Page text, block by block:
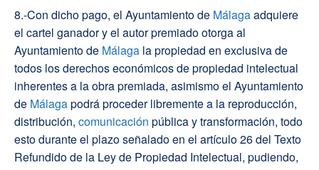
8.-Con dicho pago, el Ayuntamiento de Málagaadquiere
el cartel ganador y el autor premiado otorga al
Ayuntamiento de Málaga la propiedad en exclusiva de
todos los derechos económicos de propiedad intelectual
inherentes a la obra premiada, asimismo el Ayuntamiento
de Málagapodrá proceder libremente a la reproducción,
distribución, comunicación pública y transformación, todo
esto durante el plazo señalado en el artículo 26 del Texto
Refundido de la Ley de Propiedad Intelectual, pudiendo,